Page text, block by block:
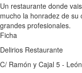
Un restaurante donde
mucho la honradez de
grandes profesionales.
Ficha
Delirios Restaurante
C/ Ramón y Cajal 5 - León